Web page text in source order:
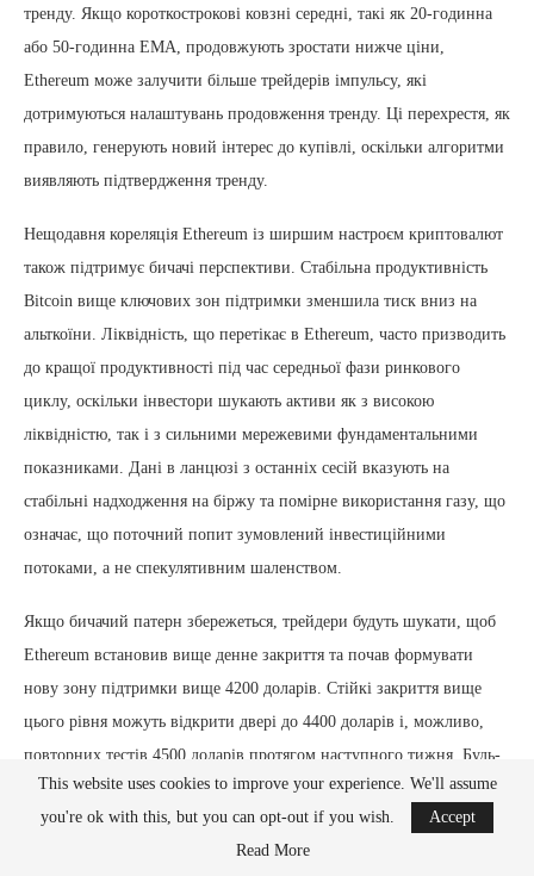
тренду. Якщо короткострокові ковзні середні, такі як 20-годинна
або 50-годинна EMA, продовжують зростати нижче ціни,
Ethereum може залучити більше трейдерів імпульсу, які
дотримуються налаштувань продовження тренду. Ці перехрестя, як
правило, генерують новий інтерес до купівлі, оскільки алгоритми
виявляють підтвердження тренду.
Нещодавня кореляція Ethereum із ширшим настроєм криптовалют
також підтримує бичачі перспективи. Стабільна продуктивність
Bitcoin вище ключових зон підтримки зменшила тиск вниз на
альткоїни. Ліквідність, що перетікає в Ethereum, часто призводить
до кращої продуктивності під час середньої фази ринкового
циклу, оскільки інвестори шукають активи як з високою
ліквідністю, так і з сильними мережевими фундаментальними
показниками. Дані в ланцюзі з останніх сесій вказують на
стабільні надходження на біржу та помірне використання газу, що
означає, що поточний попит зумовлений інвестиційними
потоками, а не спекулятивним шаленством.
Якщо бичачий патерн збережеться, трейдери будуть шукати, щоб
Ethereum встановив вище денне закриття та почав формувати
нову зону підтримки вище 4200 доларів. Стійкі закриття вище
цього рівня можуть відкрити двері до 4400 доларів і, можливо,
повторних тестів 4500 доларів протягом наступного тижня. Будь-
які короткі відкати до 4180–4200 доларів, ймовірно, залучать
покупців, які пропустили прорив, зміцнюючи структуру. Ринок
залишається чутливим до загального настрою ризику, але поточні
This website uses cookies to improve your experience. We'll assume
you're ok with this, but you can opt-out if you wish.
Accept
Read More